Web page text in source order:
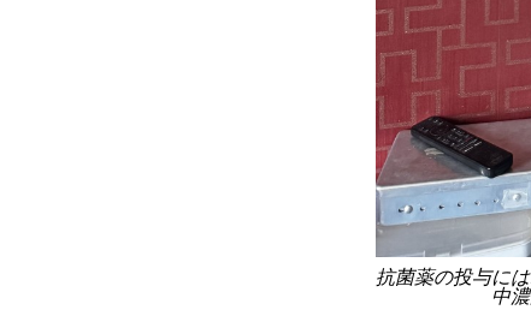
抗菌薬の投与に
中